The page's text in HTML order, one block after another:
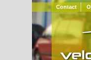
Contact